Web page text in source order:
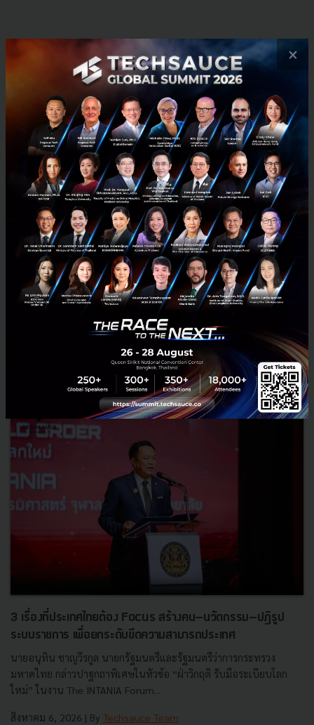
wwdc-2025 Adaptive-Power
No comment
RELATED ARTICLE
3 เรื่องที่ประเทศไทยต้อง Focus สร้างคน–นวัตกรรม–ปฏิรูป
ระบบราชการ เพื่อยกระดับขีดความสามารถประเทศ
นายอนุทิน ชาญวีรกูล นายกรัฐมนตรีและรัฐมนตรีว่าการกระทรวง
มหาดไทย กล่าวปาฐกถาพิเศษในหัวข้อ “ฝ่าวิกฤติ รับมือระเบียบโลก
ใหม่” ในงาน The INTANIA Forum...
สิงหาคม 6, 2026 | By Techsauce Team
×